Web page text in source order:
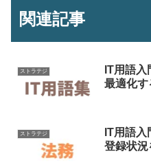
関連記事
ストラテジ
IT用語
最適化す
ストラテジ
IT用語
登録状況